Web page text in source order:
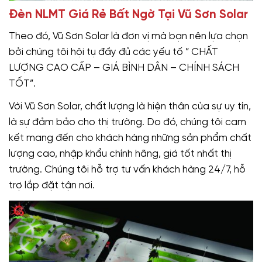
Đèn NLMT Giá Rẻ Bất Ngờ Tại Vũ Sơn Solar
Theo đó, Vũ Sơn Solar là đơn vị mà bạn nên lựa chọn
bởi chúng tôi hội tụ đầy đủ các yếu tố ” CHẤT
LƯỢNG CAO CẤP – GIÁ BÌNH DÂN – CHÍNH SÁCH
TỐT”.
Với Vũ Sơn Solar, chất lượng là hiện thân của sự uy tín,
là sự đảm bảo cho thị trường. Do đó, chúng tôi cam
kết mang đến cho khách hàng những sản phẩm chất
lượng cao, nhập khẩu chính hãng, giá tốt nhất thị
trường. Chúng tôi hỗ trợ tư vấn khách hàng 24/7, hỗ
trợ lắp đặt tận nơi.